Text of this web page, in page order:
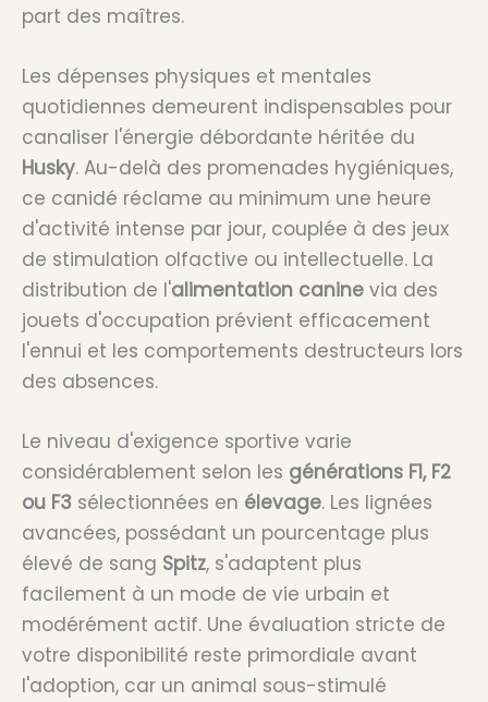
part des maîtres.
Les dépenses physiques et mentales
quotidiennes demeurent indispensables pour
canaliser l'énergie débordante héritée du
Husky. Au-delà des promenades hygiéniques,
ce canidé réclame au minimum une heure
d'activité intense par jour, couplée à des jeux
de stimulation olfactive ou intellectuelle. La
distribution de l'alimentation canine via des
jouets d'occupation prévient efficacement
l'ennui et les comportements destructeurs lors
des absences.
Le niveau d'exigence sportive varie
considérablement selon les générations F1, F2
ou F3 sélectionnées en élevage. Les lignées
avancées, possédant un pourcentage plus
élevé de sang Spitz, s'adaptent plus
facilement à un mode de vie urbain et
modérément actif. Une évaluation stricte de
votre disponibilité reste primordiale avant
l'adoption, car un animal sous-stimulé